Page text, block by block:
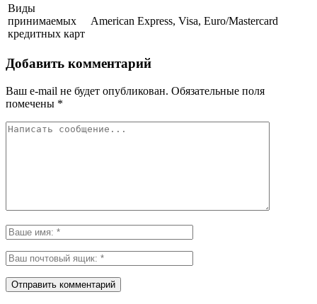
Виды
принимаемых
кредитных карт
American Express, Visa, Euro/Mastercard
Добавить комментарий
Ваш e-mail не будет опубликован. Обязательные поля
помечены *